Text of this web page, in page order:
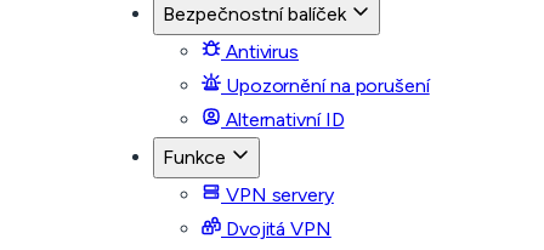
Bezpečnostní balíček
Antivirus
Upozornění na porušení
Alternativní ID
Funkce
VPN servery
Dvojitá VPN